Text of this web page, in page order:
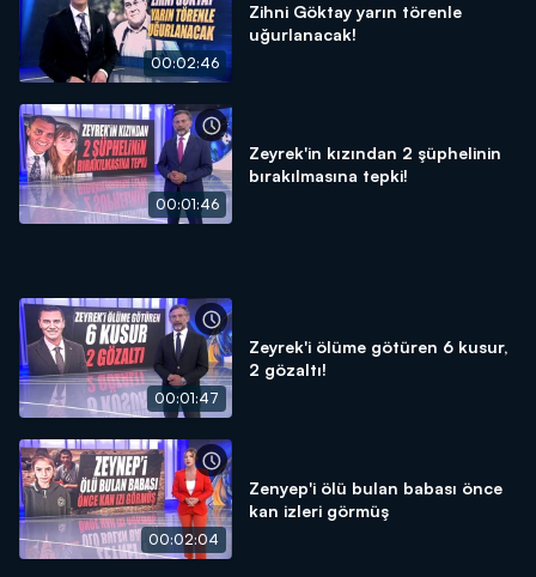
00:02:46
Zihni Göktay yarın törenle
uğurlanacak!
00:01:46
Zeyrek'in kızından 2 şüphelinin
bırakılmasına tepki!
00:01:47
Zeyrek'i ölüme götüren 6 kusur,
2 gözaltı!
00:02:04
Zenyep'i ölü bulan babası önce
kan izleri görmüş